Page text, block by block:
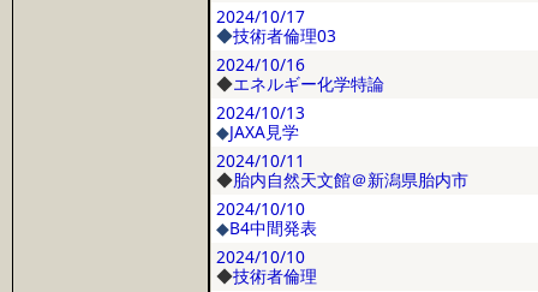
2024/10/17
◆技術者倫理03
2024/10/16
◆エネルギー化学特論
2024/10/13
◆JAXA見学
2024/10/11
◆胎内自然天文館＠新潟県胎内市
2024/10/10
◆B4中間発表
2024/10/10
◆技術者倫理